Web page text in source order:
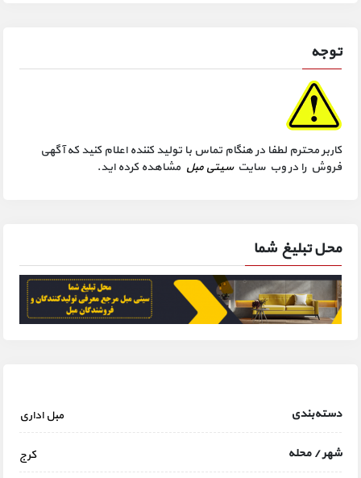
توجه
کاربر محترم لطفا در هنگام تماس با تولید کننده اعلام کنید که آگهی
فروش را در وب سایتسیتی مبل مشاهده کرده اید.
محل تبلیغ شما
دسته‌بندی مبل اداری
شهر / محله کرج